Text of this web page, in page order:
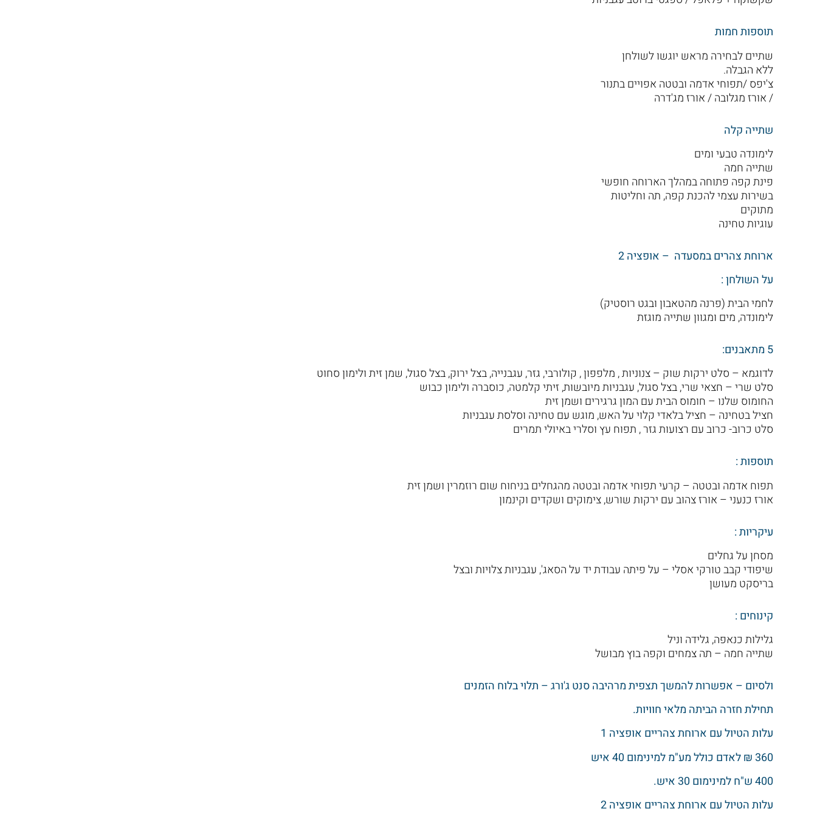
תוספות חמות
שתיים לבחירה מראש יוגשו לשולחן
ללא הגבלה.
צ'יפס /תפוחי אדמה ובטטה אפויים בתנור
/ אורז מגלובה / אורז מג'דרה
שתייה קלה
לימונדה טבעי ומים
שתייה חמה
פינת קפה פתוחה במהלך הארוחה חופשי
בשירות עצמי להכנת קפה, תה וחליטות
מתוקים
עוגיות טחינה
ארוחת צהרים במסעדה – אופציה 2
על השולחן :
לחמי הבית (פרנה מהטאבון ובגט רוסטיק)
לימונדה, מים ומגוון שתייה מוגזת
5 מתאבנים:
לדוגמא – סלט ירקות שוק – צנוניות , מלפפון , קולורבי, גזר, עגבנייה, בצל ירוק, בצל סגול, שמן זית ולימון סחוט
סלט שרי – חצאי שרי, בצל סגול, עגבניות מיובשות, זיתי קלמטה, כוסברה ולימון כבוש
החומוס שלנו – חומוס הבית עם המון גרגירים ושמן זית
חציל בטחינה – חציל בלאדי קלוי על האש, מוגש עם טחינה וסלסת עגבניות
סלט כרוב- כרוב עם רצועות גזר , תפוח עץ וסלרי באיולי תמרים
תוספות :
תפוח אדמה ובטטה – קרעי תפוחי אדמה ובטטה מהגחלים בניחוח שום רוזמרין ושמן זית
אורז כנעני – אורז צהוב עם ירקות שורש, צימוקים ושקדים וקינמון
עיקריות :
מסחן על גחלים
שיפודי קבב טורקי אסלי – על פיתה עבודת יד על הסאג', עגבניות צלויות ובצל
בריסקט מעושן
קינוחים :
גלילות כנאפה, גלידה וניל
שתייה חמה – תה צמחים וקפה בוץ מבושל
ולסיום – אפשרות להמשך תצפית מרהיבה סנט ג'ורג – תלוי בלוח הזמנים
תחילת חזרה הביתה מלאי חוויות.
עלות הטיול עם ארוחת צהריים אופציה 1
360 ₪ לאדם כולל מע"מ למינימום 40 איש
400 ש"ח למינימום 30 איש.
עלות הטיול עם ארוחת צהריים אופציה 2